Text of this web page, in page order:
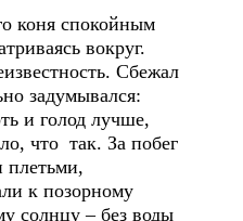
коня спокойным
вокруг.
Сбежал
задумывался:
и голод лучше,
что так. За побег
плетьми,
к позорному
солнцу – без воды